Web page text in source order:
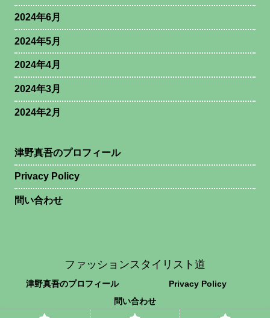
2024年6月
2024年5月
2024年4月
2024年3月
2024年2月
津野真吾のプロフィール
Privacy Policy
問い合わせ
ファッションスタイリスト道
津野真吾のプロフィール
Privacy Policy
問い合わせ